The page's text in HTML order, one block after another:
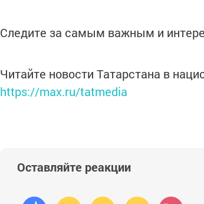
Следите за самым важным и
Читайте новости Татарстана в
https://max.ru/tatmedia
Оставляйте реакции